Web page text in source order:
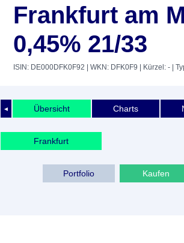
Frankfurt am
0,45% 21/33
ISIN: DE000DFK0F92 | WKN: DFK0F9 | Kürzel: - |
◄ Übersicht Charts
Frankfurt
Kaufen
Portfolio